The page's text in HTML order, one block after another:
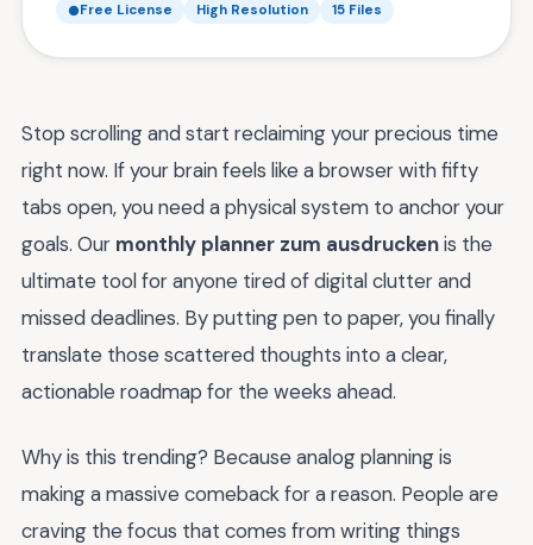
Free License High Resolution 15 Files
Stop scrolling and start reclaiming your precious time
right now. If your brain feels like a browser with fifty
tabs open, you need a physical system to anchor your
goals. Our monthly planner zum ausdruckenis the
ultimate tool for anyone tired of digital clutter and
missed deadlines. By putting pen to paper, you finally
translate those scattered thoughts into a clear,
actionable roadmap for the weeks ahead.
Why is this trending? Because analog planning is
making a massive comeback for a reason. People are
craving the focus that comes from writing things